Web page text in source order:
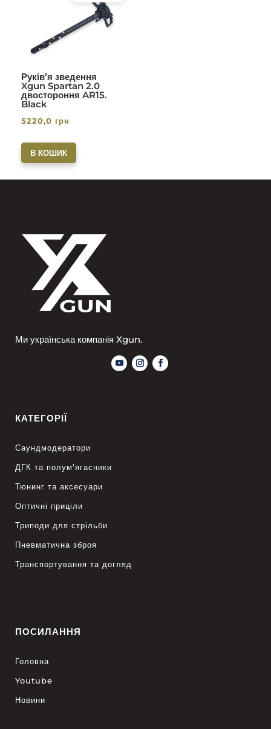
Руків’я зведення
Xgun Spartan 2.0
двостороння AR15.
Black
Оцінено в
з 5
5220,0 грн
В КОШИК
Ми українська компанія Xgun.
КАТЕГОРІЇ
Саундмодератори
ДГК та полум’ягасники
Тюнинг та аксесуари
Оптичні приціли
Триподи для стрільби
Пневматична зброя
Транспортування та догляд
ПОСИЛАННЯ
Головна
Youtube
Новини